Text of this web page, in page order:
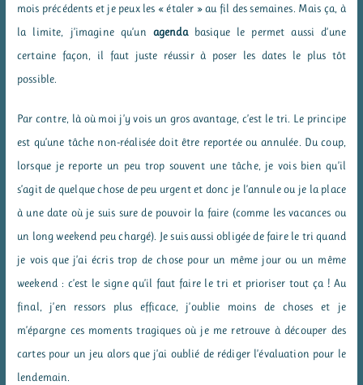
mois précédents et je peux les « étaler » au fil des semaines. Mais ça, à
la limite, j’imagine qu’un agendabasique le permet aussi d’une
certaine façon, il faut juste réussir à poser les dates le plus tôt
possible.
Par contre, là où moi j’y vois un gros avantage, c’est le tri. Le principe
est qu’une tâche non-réalisée doit être reportée ou annulée. Du coup,
lorsque je reporte un peu trop souvent une tâche, je vois bien qu’il
s’agit de quelque chose de peu urgent et donc je l’annule ou je la place
à une date où je suis sure de pouvoir la faire (comme les vacances ou
un long weekend peu chargé). Je suis aussi obligée de faire le tri quand
je vois que j’ai écris trop de chose pour un même jour ou un même
weekend : c’est le signe qu’il faut faire le tri et prioriser tout ça ! Au
final, j’en ressors plus efficace, j’oublie moins de choses et je
m’épargne ces moments tragiques où je me retrouve à découper des
cartes pour un jeu alors que j’ai oublié de rédiger l’évaluation pour le
lendemain.